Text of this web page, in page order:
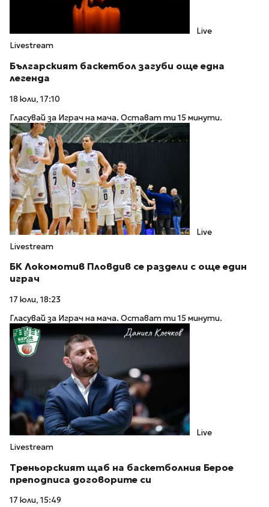
Live
Livestream
Българският баскетбол загуби още една
легенда
18 юли, 17:10
Гласувай за Играч на мача. Остават ти 15 минути.
Live
Livestream
БК Локомотив Пловдив се раздели с още един
играч
17 юли, 18:23
Гласувай за Играч на мача. Остават ти 15 минути.
Live
Livestream
Треньорският щаб на баскетболния Берое
преподписа договорите си
17 юли, 15:49